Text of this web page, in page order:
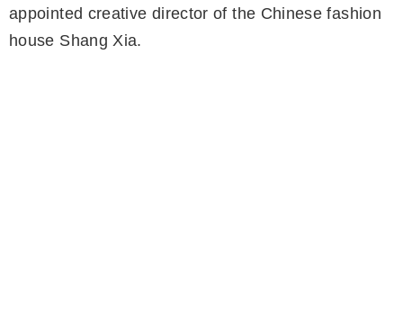
appointed creative director of the Chinese fashion
house Shang Xia.